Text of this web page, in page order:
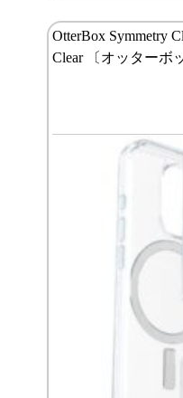
OtterBox Symmetry
Clear 〔オッターボ